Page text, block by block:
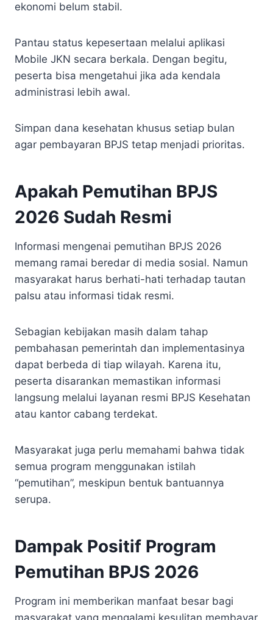
ekonomi belum stabil.
Pantau status kepesertaan melalui aplikasi
Mobile JKN secara berkala. Dengan begitu,
peserta bisa mengetahui jika ada kendala
administrasi lebih awal.
Simpan dana kesehatan khusus setiap bulan
agar pembayaran BPJS tetap menjadi prioritas.
Apakah Pemutihan BPJS
2026 Sudah Resmi
Informasi mengenai pemutihan BPJS 2026
memang ramai beredar di media sosial. Namun
masyarakat harus berhati-hati terhadap tautan
palsu atau informasi tidak resmi.
Sebagian kebijakan masih dalam tahap
pembahasan pemerintah dan implementasinya
dapat berbeda di tiap wilayah. Karena itu,
peserta disarankan memastikan informasi
langsung melalui layanan resmi BPJS Kesehatan
atau kantor cabang terdekat.
Masyarakat juga perlu memahami bahwa tidak
semua program menggunakan istilah
“pemutihan”, meskipun bentuk bantuannya
serupa.
Dampak Positif Program
Pemutihan BPJS 2026
Program ini memberikan manfaat besar bagi